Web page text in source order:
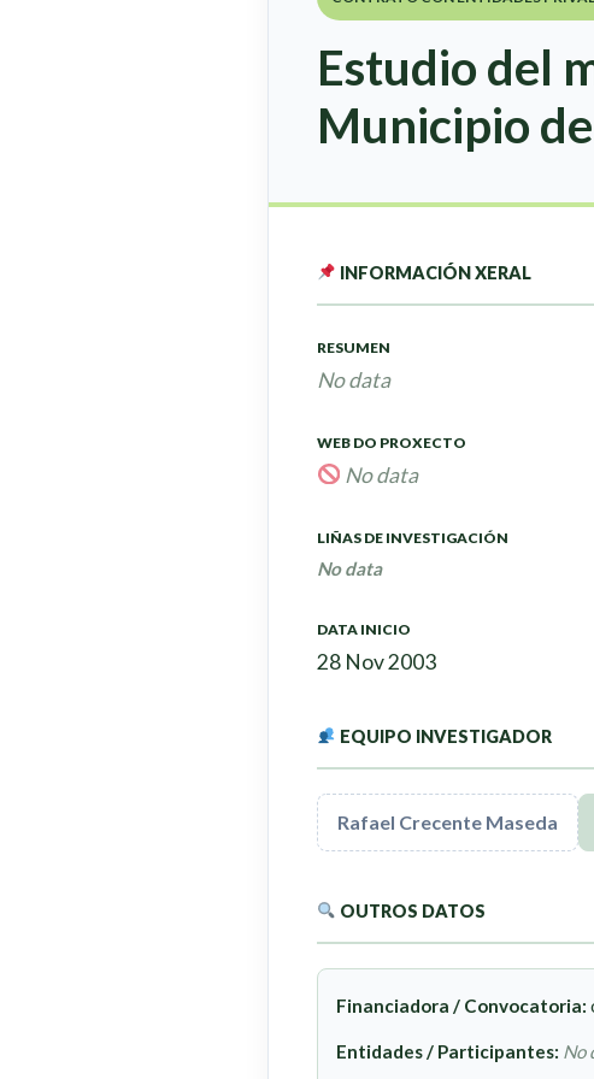
Estudio del
Municipio
INFORMACIÓN XERAL
RESUMEN
No data
WEB DO PROXECTO
No data
LIÑAS DE INVESTIGACIÓN
No data
DATA INICIO
28 Nov 2003
EQUIPO INVESTIGADOR
Rafael Crecente Maseda
OUTROS DATOS
Financiadora / Convocatoria:
Entidades / Participantes: No